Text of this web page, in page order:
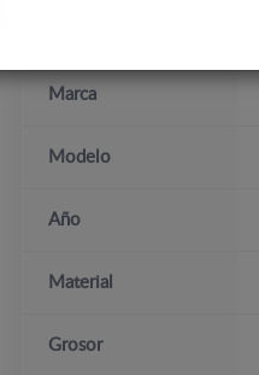
Marca
Modelo
Año
Material
Grosor